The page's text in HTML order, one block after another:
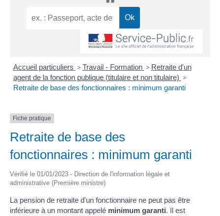
Accueil particuliers > Travail - Formation > Retraite d'un
agent de la fonction publique (titulaire et non titulaire) >
Retraite de base des fonctionnaires : minimum garanti
Fiche pratique
Retraite de base des
fonctionnaires : minimum garanti
Vérifié le 01/01/2023 - Direction de l'information légale et
administrative (Première ministre)
La pension de retraite d'un fonctionnaire ne peut pas être
inférieure à un montant appelé minimum garanti. Il est